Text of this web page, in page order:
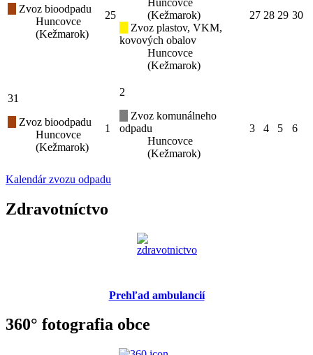
Zvoz bioodpadu
Huncovce
(Kežmarok)
25
(Kežmarok)
Zvoz plastov, VKM,
kovových obalov
Huncovce
(Kežmarok)
27 28 29 30
31
Zvoz bioodpadu
Huncovce
(Kežmarok)
1
2
Zvoz komunálneho
odpadu
Huncovce
(Kežmarok)
3 4 5 6
Kalendár zvozu odpadu
Zdravotníctvo
Prehľad ambulancií
360° fotografia obce